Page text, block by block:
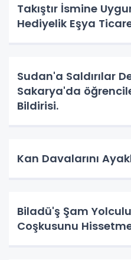
Takıştır İsmine
Hediyelik Eşya
Sudan'a Saldırılar
Sakarya'da
Bildirisi.
Kan Davalarını
Biladü'ş Şam
Coşkusunu